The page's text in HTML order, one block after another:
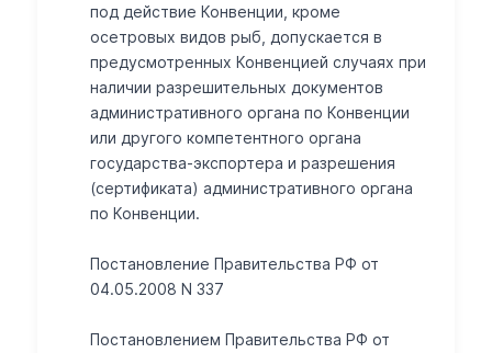
под действие Конвенции, кроме
осетровых видов рыб, допускается в
предусмотренных Конвенцией случаях при
наличии разрешительных документов
административного органа по Конвенции
или другого компетентного органа
государства-экспортера и разрешения
(сертификата) административного органа
по Конвенции.
Постановление Правительства РФ от
04.05.2008 N 337
Постановлением Правительства РФ от